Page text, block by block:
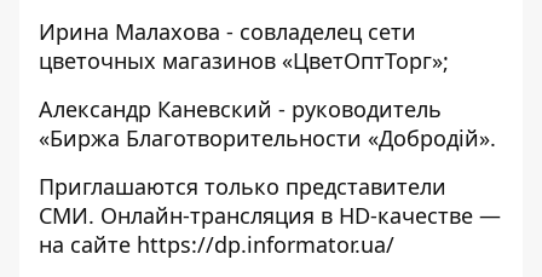
Ирина Малахова - совладелец сети
цветочных магазинов «ЦветОптТорг»;
Александр Каневский - руководитель
«Биржа Благотворительности «Добродій».
Приглашаются только представители
СМИ. Онлайн-трансляция в HD-качестве —
на сайте https://dp.informator.ua/